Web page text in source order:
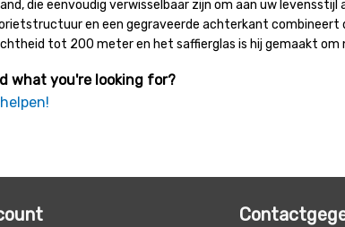
die eenvoudig verwisselbaar zijn om aan uw
en een gegraveerde achterkant combineert
tot 200 meter en het saffierglas is hij gemaakt om
what you're looking for?